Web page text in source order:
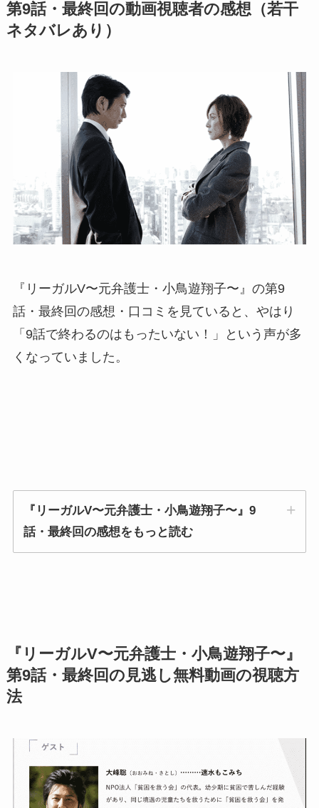
第9話・最終回の動画視聴者の感想（若干
ネタバレあり）
『リーガルV〜元弁護士・小鳥遊翔子〜』の第9
話・最終回の感想・口コミを見ていると、やはり
「9話で終わるのはもったいない！」という声が多
くなっていました。
『リーガルV〜元弁護士・小鳥遊翔子〜』9
話・最終回の感想をもっと読む
『リーガルV〜元弁護士・小鳥遊翔子〜』
第9話・最終回の見逃し無料動画の視聴方
法